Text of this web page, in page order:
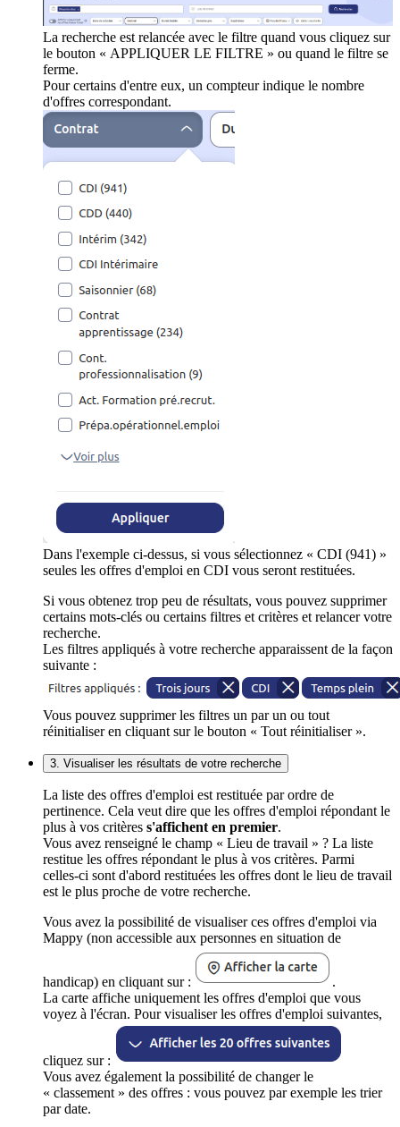
La recherche est relancée avec le filtre quand vous cliquez sur
le bouton « APPLIQUER LE FILTRE » ou quand le filtre se
ferme.
Pour certains d'entre eux, un compteur indique le nombre
d'offres correspondant.
Dans l'exemple ci-dessus, si vous sélectionnez « CDI (941) »
seules les offres d'emploi en CDI vous seront restituées.
Si vous obtenez trop peu de résultats, vous pouvez supprimer
certains mots-clés ou certains filtres et critères et relancer votre
recherche.
Les filtres appliqués à votre recherche apparaissent de la façon
suivante :
Vous pouvez supprimer les filtres un par un ou tout
réinitialiser en cliquant sur le bouton « Tout réinitialiser ».
3. Visualiser les résultats de votre recherche
La liste des offres d'emploi est restituée par ordre de
pertinence. Cela veut dire que les offres d'emploi répondant le
plus à vos critères s'affichent en premier.
Vous avez renseigné le champ « Lieu de travail » ? La liste
restitue les offres répondant le plus à vos critères. Parmi
celles-ci sont d'abord restituées les offres dont le lieu de travail
est le plus proche de votre recherche.
Vous avez la possibilité de visualiser ces offres d'emploi via
Mappy (non accessible aux personnes en situation de
handicap) en cliquant sur :
.
La carte affiche uniquement les offres d'emploi que vous
voyez à l'écran. Pour visualiser les offres d'emploi suivantes,
cliquez sur :
Vous avez également la possibilité de changer le
« classement » des offres : vous pouvez par exemple les trier
par date.